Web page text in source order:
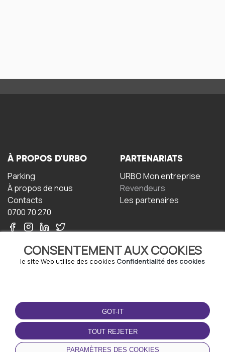
CONSENTEMENT AUX COOKIES
le site Web utilise des cookies Confidentialité des cookies
GOT-IT
TOUT REJETER
PARAMÈTRES DES COOKIES
À PROPOS D'URBO
Parking
À propos de nous
Contacts
0700 70 270
PARTENARIATS
URBO Mon entreprise
Revendeurs
Les partenaires
TERMS-OF-USE
Termes et conditions
Politique de confidentialité
Politique relative aux
cookies
TÉLÉCHARGEZ
L'APPLICATION